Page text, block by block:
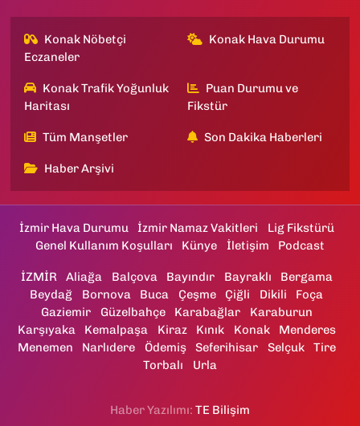
Konak Nöbetçi
Eczaneler
Konak Hava Durumu
Konak Trafik Yoğunluk
Haritası
Puan Durumu ve
Fikstür
Tüm Manşetler Son Dakika Haberleri
Haber Arşivi
İzmir Hava Durumu İzmir Namaz Vakitleri
Lig Fikstürü
Genel Kullanım Koşulları
Künye İletişim Podcast
İZMİR Aliağa Balçova Bayındır Bayraklı
Bergama
Beydağ
Bornova Buca Çeşme Çiğli Dikili
Foça
Gaziemir
Güzelbahçe Karabağlar
Karaburun
Karşıyaka
Kemalpaşa Kiraz Kınık Konak
Menderes
Menemen
Narlıdere Ödemiş Seferihisar Selçuk
Tire
Torbalı
Urla
Haber Yazılımı: TE Bilişim